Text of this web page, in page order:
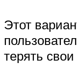
Этот
терять